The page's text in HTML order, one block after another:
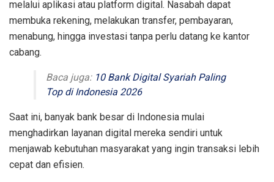
melalui aplikasi atau platform digital. Nasabah dapat
membuka rekening, melakukan transfer, pembayaran,
menabung, hingga investasi tanpa perlu datang ke kantor
cabang.
Baca juga: 10 Bank Digital Syariah Paling
Top di Indonesia 2026
Saat ini, banyak bank besar di Indonesia mulai
menghadirkan layanan digital mereka sendiri untuk
menjawab kebutuhan masyarakat yang ingin transaksi lebih
cepat dan efisien.